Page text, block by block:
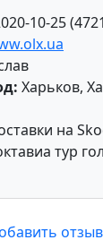
10-25
Харьков,
на
тур
отзыв